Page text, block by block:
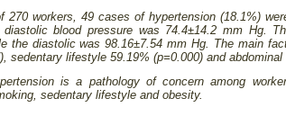
270 workers, 49 cases of hypertension (18.1%)
blood pressure was 74.4±14.2 mm Hg.
the diastolic was 98.16±7.54 mm Hg. The main
sedentary lifestyle 59.19% (p=0.000) and abdominal
is a pathology of concern among
sedentary lifestyle and obesity.